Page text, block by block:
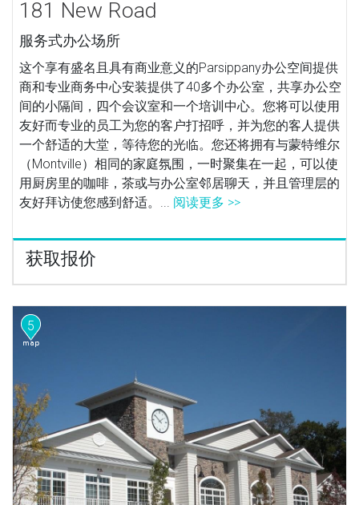
181 New Road
服务式办公场所
这个享有盛名且具有商业意义的Parsippany办公空间提供
商和专业商务中心安装提供了40多个办公室，共享办公空
间的小隔间，四个会议室和一个培训中心。您将可以使用
友好而专业的员工为您的客户打招呼，并为您的客人提供
一个舒适的大堂，等待您的光临。您还将拥有与蒙特维尔
（Montville）相同的家庭氛围，一时聚集在一起，可以使
用厨房里的咖啡，茶或与办公室邻居聊天，并且管理层的
友好拜访使您感到舒适。... 阅读更多 >>
获取报价
5